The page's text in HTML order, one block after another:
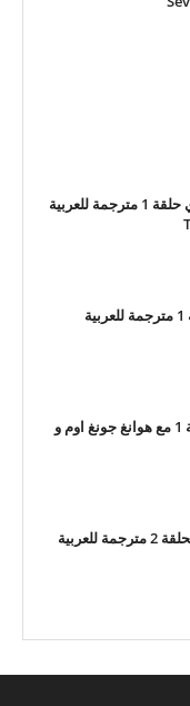
برنامج نادي الأصدقاء السري حلقة 1 مترجمة للعربية
برنامج Running Man حلقة 1 مع هوانغ جونغ اوم و